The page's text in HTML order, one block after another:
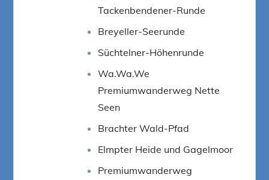
Tackenbendener-Runde
Breyeller-Seerunde
Süchtelner-Höhenrunde
Wa.Wa.We
Premiumwanderweg Nette
Seen
Brachter Wald-Pfad
Elmpter Heide und Gagelmoor
Premiumwanderweg